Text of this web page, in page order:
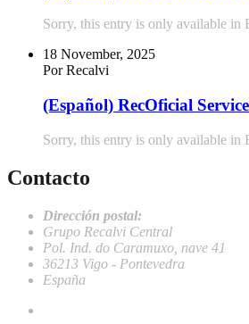
Sorry, this entry is only available in
18 November, 2025
Por Recalvi
(Español) RecOficial
Sorry, this entry is only available in
Contacto
Dirección postal:
Grupo Recalvi Central
Pol. Ind. do Caramuxo, nave 41
36213 Vigo - Pontevedra
España